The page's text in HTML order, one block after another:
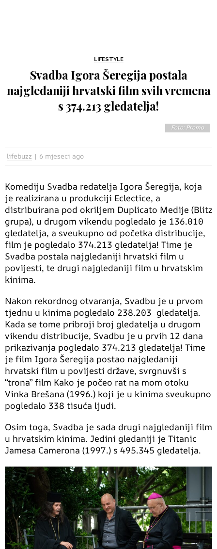
LIFESTYLE
Svadba Igora Šeregija postala
najgledaniji hrvatski film svih vremena
s 374.213 gledatelja!
Foto: Promo
lifebuzz 6 mjeseci ago
Komediju Svadba redatelja Igora Šeregija, koja
je realizirana u produkciji Eclectice, a
distribuirana pod okriljem Duplicato Medije (Blitz
grupa), u drugom vikendu pogledalo je 136.010
gledatelja, a sveukupno od početka distribucije,
film je pogledalo 374.213 gledatelja! Time je
Svadba postala najgledaniji hrvatski film u
povijesti, te drugi najgledaniji film u hrvatskim
kinima.
Nakon rekordnog otvaranja, Svadbu je u prvom
tjednu u kinima pogledalo 238.203 gledatelja.
Kada se tome pribroji broj gledatelja u drugom
vikendu distribucije, Svadbu je u prvih 12 dana
prikazivanja pogledalo 374.213 gledatelja! Time
je film Igora Šeregija postao najgledaniji
hrvatski film u povijesti države, svrgnuvši s
“trona” film Kako je počeo rat na mom otoku
Vinka Brešana (1996.) koji je u kinima sveukupno
pogledalo 338 tisuća ljudi.
Osim toga, Svadba je sada drugi najgledaniji film
u hrvatskim kinima. Jedini gledaniji je Titanic
Jamesa Camerona (1997.) s 495.345 gledatelja.